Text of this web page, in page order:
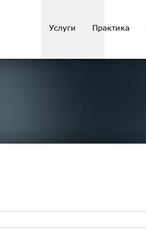
Услуги Практика